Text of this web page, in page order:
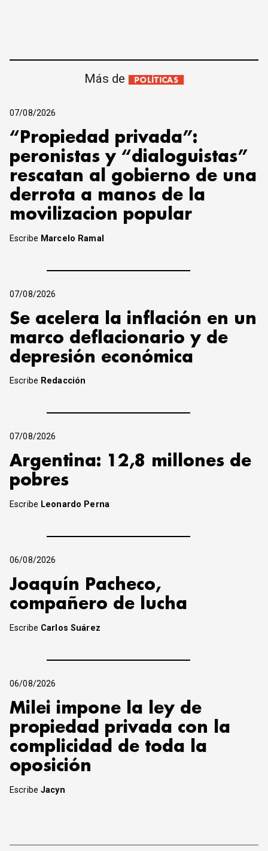
Más de POLÍTICAS
07/08/2026
“Propiedad privada”:
peronistas y “dialoguistas”
rescatan al gobierno de una
derrota a manos de la
movilizacion popular
Escribe Marcelo Ramal
07/08/2026
Se acelera la inflación en un
marco deflacionario y de
depresión económica
Escribe Redacción
07/08/2026
Argentina: 12,8 millones de
pobres
Escribe Leonardo Perna
06/08/2026
Joaquín Pacheco,
compañero de lucha
Escribe Carlos Suárez
06/08/2026
Milei impone la ley de
propiedad privada con la
complicidad de toda la
oposición
EscribeJacyn